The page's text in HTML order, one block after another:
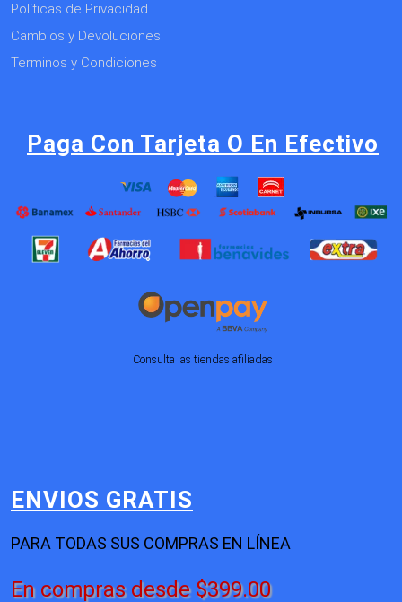
Políticas de Privacidad
Cambios y Devoluciones
Terminos y Condiciones
Paga Con Tarjeta O En Efectivo
Consulta las tiendas afiliadas
ENVIOS GRATIS
PARA TODAS SUS COMPRAS EN LÍNEA
En compras desde $399.00